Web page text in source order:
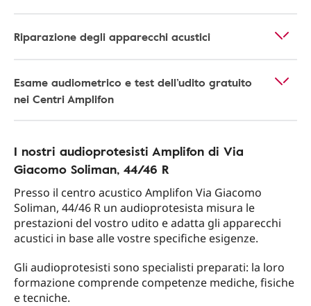
Riparazione degli apparecchi acustici
Esame audiometrico e test dell’udito gratuito
nei Centri Amplifon
I nostri audioprotesisti Amplifon di Via
Giacomo Soliman, 44/46 R
Presso il centro acustico Amplifon Via Giacomo
Soliman, 44/46 R un audioprotesista misura le
prestazioni del vostro udito e adatta gli apparecchi
acustici in base alle vostre specifiche esigenze.
Gli audioprotesisti sono specialisti preparati: la loro
formazione comprende competenze mediche, fisiche
e tecniche.